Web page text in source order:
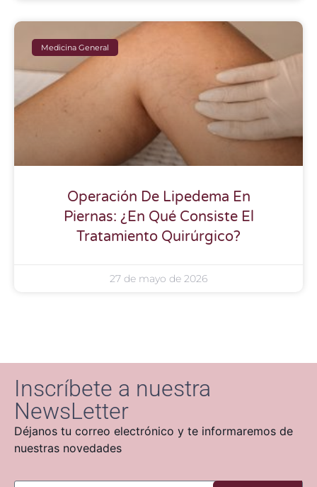
Medicina General
Operación De Lipedema En
Piernas: ¿En Qué Consiste El
Tratamiento Quirúrgico?
27 de mayo de 2026
Inscríbete a nuestra
NewsLetter
Déjanos tu correo electrónico y te informaremos de
nuestras novedades